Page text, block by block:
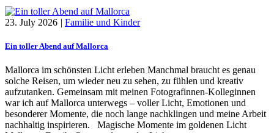
23. July 2026 | Familie und Kinder
Ein toller Abend auf Mallorca
Mallorca im schönsten Licht erleben Manchmal braucht es genau
solche Reisen, um wieder neu zu sehen, zu fühlen und kreativ
aufzutanken. Gemeinsam mit meinen Fotografinnen-Kolleginnen
war ich auf Mallorca unterwegs – voller Licht, Emotionen und
besonderer Momente, die noch lange nachklingen und meine Arbeit
nachhaltig inspirieren. Magische Momente im goldenen Licht